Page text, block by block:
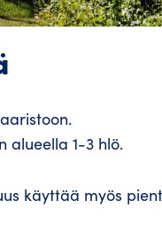
alueella 1-3 hlö.
käyttää myös